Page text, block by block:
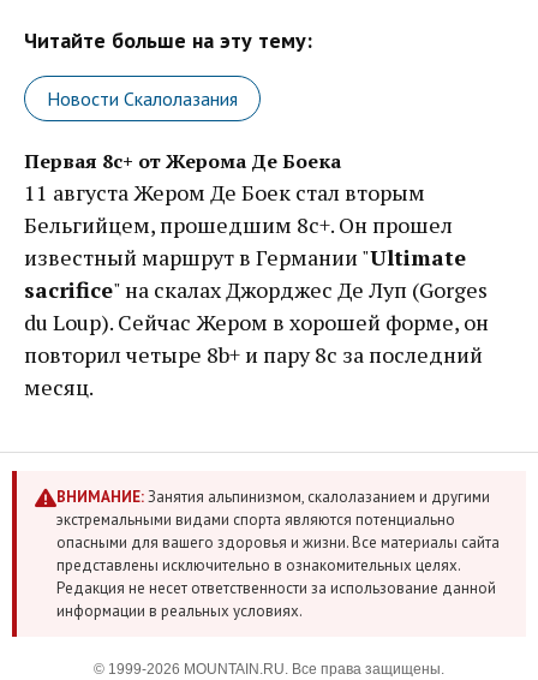
Читайте больше на эту тему:
Новости Скалолазания
Первая 8с+ от Жерома Де Боека
11 августа Жером Де Боек стал вторым
Бельгийцем, прошедшим 8с+. Он прошел
известный маршрут в Германии "Ultimate
sacrifice" на скалах Джорджес Де Луп (Gorges
du Loup). Сейчас Жером в хорошей форме, он
повторил четыре 8b+ и пару 8с за последний
месяц.
ВНИМАНИЕ:Занятия альпинизмом, скалолазанием и другими
экстремальными видами спорта являются потенциально
опасными для вашего здоровья и жизни. Все материалы сайта
представлены исключительно в ознакомительных целях.
Редакция не несет ответственности за использование данной
информации в реальных условиях.
© 1999-2026 MOUNTAIN.RU. Все права защищены.